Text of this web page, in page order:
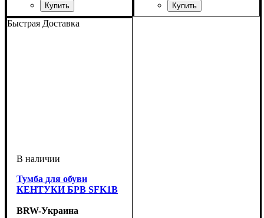
ширина, мм: 1155
высота, мм: 2100
глубина, мм: 440 ширина, мм: 975
высота, мм: 2250
глубина, мм: 975
Быстрая Доставка
Тумба для обуви
КЕНТУКИ БРВ SFK1B
BRW-Украина